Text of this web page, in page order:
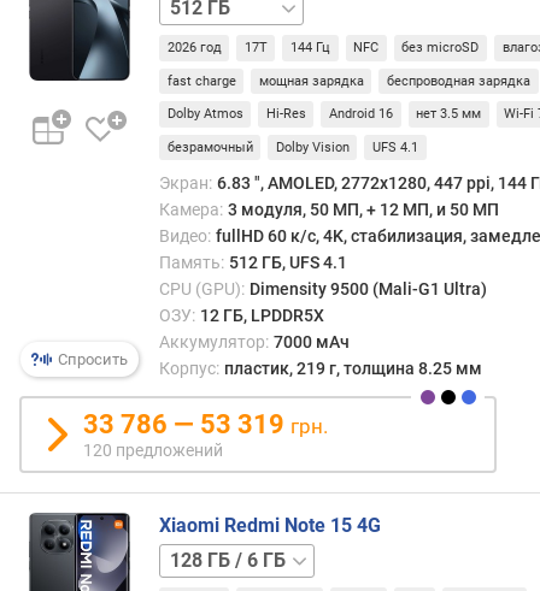
п
О
ф
и
к
а
ц
и
я
п
Спросить
2026 год 17T 144 Гц NFC без microSD
fast charge мощная зарядка беспроводная зарядка
Dolby Atmos Hi-Res Android 16 нет 3.5 мм Wi-Fi
безрамочный Dolby Vision UFS 4.1
Экран: 6.83 ", AMOLED, 2772x1280, 447 ppi, 144
Камера: 3 модуля, 50 МП, + 12 МП, и 50 МП
Видео: fullHD 60 к/с, 4K, стабилизация,
Память: 512 ГБ, UFS 4.1
CPU (GPU): Dimensity 9500 (Mali-G1 Ultra)
ОЗУ: 12 ГБ, LPDDR5X
Аккумулятор: 7000 мАч
Корпус: пластик, 219 г, толщина 8.25 мм
33 786 — 53 319 грн.
120 предложений
Xiaomi Redmi Note 15 4G
128 ГБ
/